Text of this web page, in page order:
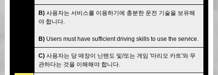
B) 사용자는 서비스를 이용하기에 충분한 운전 기술을 보유해
야 합니다.
B) Users must have sufficient driving skills to use the service.
C) 사용자는 당 매장이 닌텐도 및/또는 게임 '마리오 카트'와 무
관하다는 것을 이해해야 합니다.